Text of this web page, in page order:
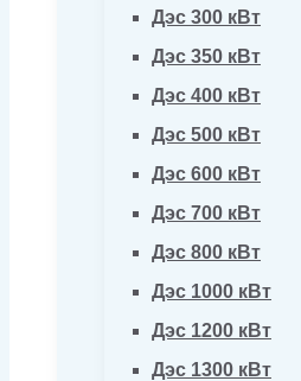
Дэс 300 кВт
Дэс 350 кВт
Дэс 400 кВт
Дэс 500 кВт
Дэс 600 кВт
Дэс 700 кВт
Дэс 800 кВт
Дэс 1000 кВт
Дэс 1200 кВт
Дэс 1300 кВт